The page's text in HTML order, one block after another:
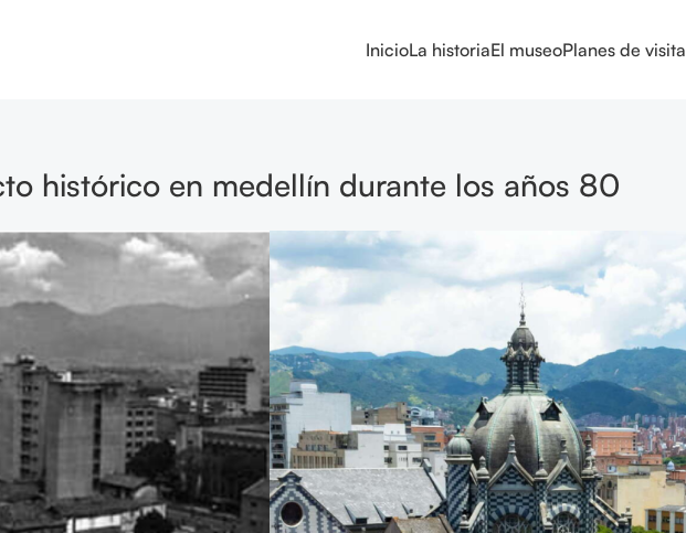
InicioLa historiaEl museoPlanes de visita
histórico en medellín durante los años 80